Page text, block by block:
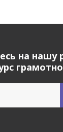
на нашу